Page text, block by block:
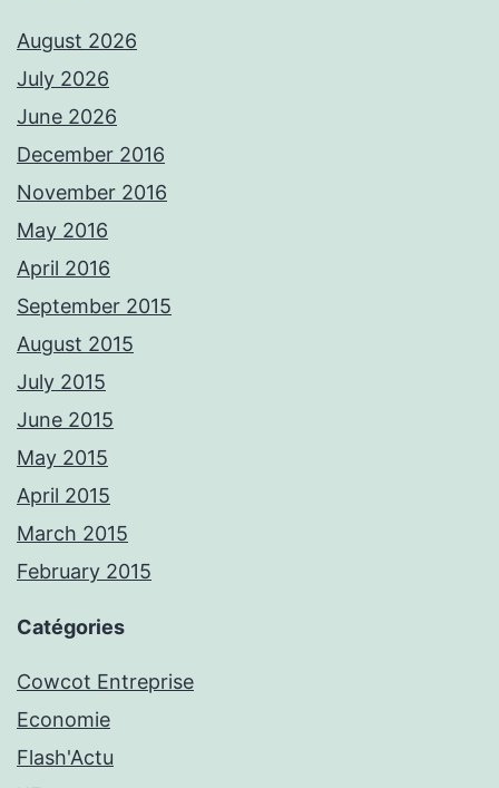
August 2026
July 2026
June 2026
December 2016
November 2016
May 2016
April 2016
September 2015
August 2015
July 2015
June 2015
May 2015
April 2015
March 2015
February 2015
Catégories
Cowcot Entreprise
Economie
Flash'Actu